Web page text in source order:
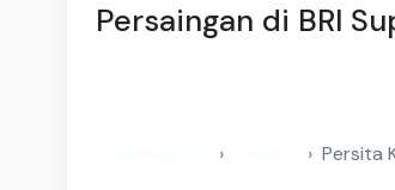
Persaingan di BRI
Persita